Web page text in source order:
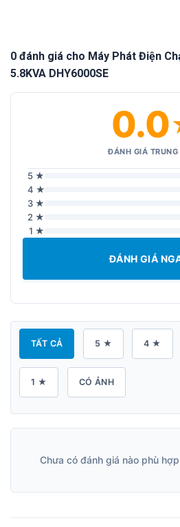
0 đánh giá cho Máy Phát Điện
5.8KVA DHY6000SE
0.0
ĐÁNH GIÁ TRUNG
5 ★
4 ★
3 ★
2 ★
1 ★
ĐÁNH GIÁ
TẤT CẢ 5 ★ 4 ★
1 ★ CÓ ẢNH
Chưa có đánh giá nào phù